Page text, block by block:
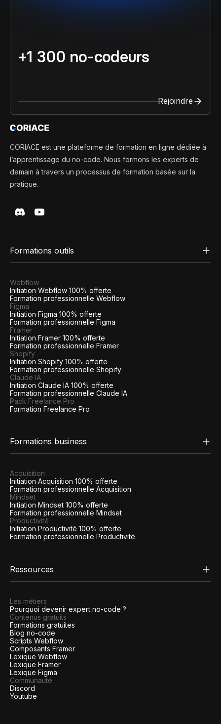
+1 300 no-codeurs
Rejoindre
CORIACE est une plateforme de formation en ligne dédiée à
l’apprentissage du no-code. Nous formons les experts de
demain à travers un processus de formation basée sur la
pratique.
Formations outils
Webflow
Initiation Webflow 100% offerte
Formation professionnelle Webflow
Figma
Initiation Figma 100% offerte
Formation professionnelle Figma
Framer
Initiation Framer 100% offerte
Formation professionnelle Framer
Shopify
Initiation Shopify 100% offerte
Formation professionnelle Shopify
Claude IA
Initiation Claude IA 100% offerte
Formation professionnelle Claude IA
Pack Freelance Pro
Formation Freelance Pro
Formations business
Acquisition
Initiation Acquisition 100% offerte
Formation professionnelle Acquisition
Mindset
Initiation Mindset 100% offerte
Formation professionnelle Mindset
Productivité
Initiation Productivité 100% offerte
Formation professionnelle Productivité
Ressources
Les métiers
Pourquoi devenir expert no-code ?
Contenus gratuits
Formations gratuites
Blog no-code
Scripts Webflow
Composants Framer
Lexique Webflow
Lexique Framer
Lexique Figma
Communauté
Discord
Youtube